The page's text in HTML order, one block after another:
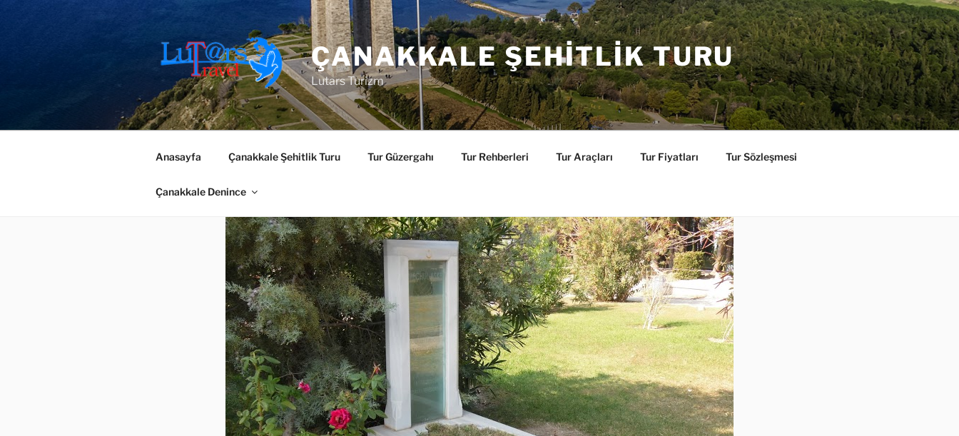
ÇANAKKALE ŞEHITLIK TURU
Lutars Turizm
Anasayfa Çanakkale Şehitlik Turu Tur Güzergahı Tur Rehberleri Tur Araçları Tur Fiyatları Tur Sözleşmesi
Çanakkale Denince